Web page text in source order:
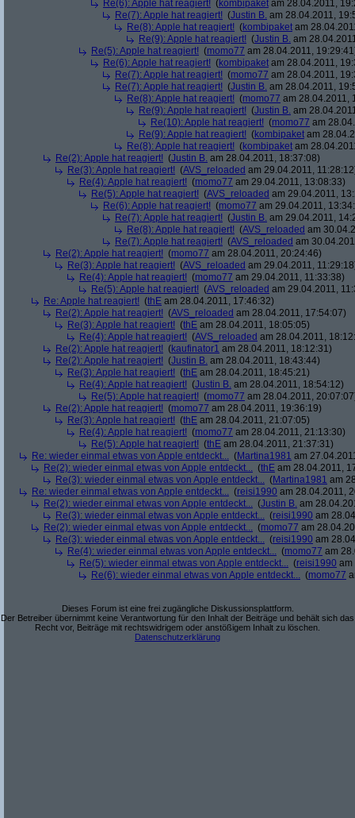
Re(6): Apple hat reagiert! ( kombipaket am 28.04.2011,
Re(7): Apple hat reagiert! (Justin B. am 28.04.2011,
Re(8): Apple hat reagiert! (kombipaket am
Re(9): Apple hat reagiert! (Justin B. am
Re(5): Apple hat reagiert! (momo77 am 28.04.2011,
Re(6): Apple hat reagiert! (kombipaket am 28.04.2011,
Re(7): Apple hat reagiert! (momo77 am 28.04.2011,
Re(7): Apple hat reagiert! (Justin B. am 28.04.2011,
Re(8): Apple hat reagiert! (momo77 am 28.04.2011,
Re(9): Apple hat reagiert! (Justin B. am
Re(10): Apple hat reagiert! (momo77 am
Re(9): Apple hat reagiert! (kombipaket am
Re(8): Apple hat reagiert! (kombipaket am
Re(2): Apple hat reagiert! (Justin B. am 28.04.2011, 18:37:08)
Re(3): Apple hat reagiert! (AVS_reloaded am 29.04.2011,
Re(4): Apple hat reagiert! (momo77 am 29.04.2011, 13:08:33)
Re(5): Apple hat reagiert! (AVS_reloaded am 29.04.2011,
Re(6): Apple hat reagiert! (momo77 am 29.04.2011,
Re(7): Apple hat reagiert! (Justin B. am 29.04.2011,
Re(8): Apple hat reagiert! (AVS_reloaded am
Re(7): Apple hat reagiert! (AVS_reloaded am
Re(2): Apple hat reagiert! (momo77 am 28.04.2011, 20:24:46)
Re(3): Apple hat reagiert! (AVS_reloaded am 29.04.2011,
Re(4): Apple hat reagiert! (momo77 am 29.04.2011, 11:33:38)
Re(5): Apple hat reagiert! (AVS_reloaded am 29.04.2011,
Re: Apple hat reagiert! (thE am 28.04.2011, 17:46:32)
Re(2): Apple hat reagiert! (AVS_reloaded am 28.04.2011, 17:54:07)
Re(3): Apple hat reagiert! (thE am 28.04.2011, 18:05:05)
Re(4): Apple hat reagiert! (AVS_reloaded am 28.04.2011,
Re(2): Apple hat reagiert! (kaufinator1 am 28.04.2011, 18:12:31)
Re(2): Apple hat reagiert! (Justin B. am 28.04.2011, 18:43:44)
Re(3): Apple hat reagiert! (thE am 28.04.2011, 18:45:21)
Re(4): Apple hat reagiert! (Justin B. am 28.04.2011, 18:54:12)
Re(5): Apple hat reagiert! (momo77 am 28.04.2011,
Re(2): Apple hat reagiert! (momo77 am 28.04.2011, 19:36:19)
Re(3): Apple hat reagiert! (thE am 28.04.2011, 21:07:05)
Re(4): Apple hat reagiert! (momo77 am 28.04.2011, 21:13:30)
Re(5): Apple hat reagiert! (thE am 28.04.2011, 21:37:31)
Re: wieder einmal etwas von Apple entdeckt... (Martina1981 am
Re(2): wieder einmal etwas von Apple entdeckt... (thE am 28.04.2011,
Re(3): wieder einmal etwas von Apple entdeckt... (Martina1981 am
Re: wieder einmal etwas von Apple entdeckt... (reisi1990 am 28.04.2011,
Re(2): wieder einmal etwas von Apple entdeckt... (Justin B. am
Re(3): wieder einmal etwas von Apple entdeckt... (reisi1990 am
Re(2): wieder einmal etwas von Apple entdeckt... (momo77 am
Re(3): wieder einmal etwas von Apple entdeckt... (reisi1990 am
Re(4): wieder einmal etwas von Apple entdeckt... (momo77 am
Re(5): wieder einmal etwas von Apple entdeckt... (reisi1990 am
Re(6): wieder einmal etwas von Apple entdeckt... (momo77
Dieses Forum ist eine frei zugängliche Diskussionsplattform.
Der Betreiber übernimmt keine Verantwortung für den Inhalt der Beiträge und behält sich das
Recht vor, Beiträge mit rechtswidrigem oder anstößigem Inhalt zu löschen.
Datenschutzerklärung